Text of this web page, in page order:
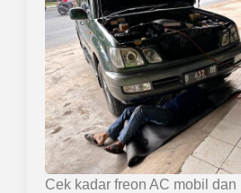
Cek kadar freon AC mobil